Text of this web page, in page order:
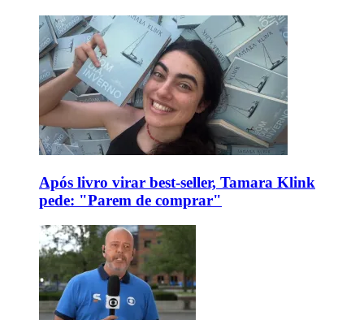
Após livro virar best-seller, Tamara Klink
pede: "Parem de comprar"